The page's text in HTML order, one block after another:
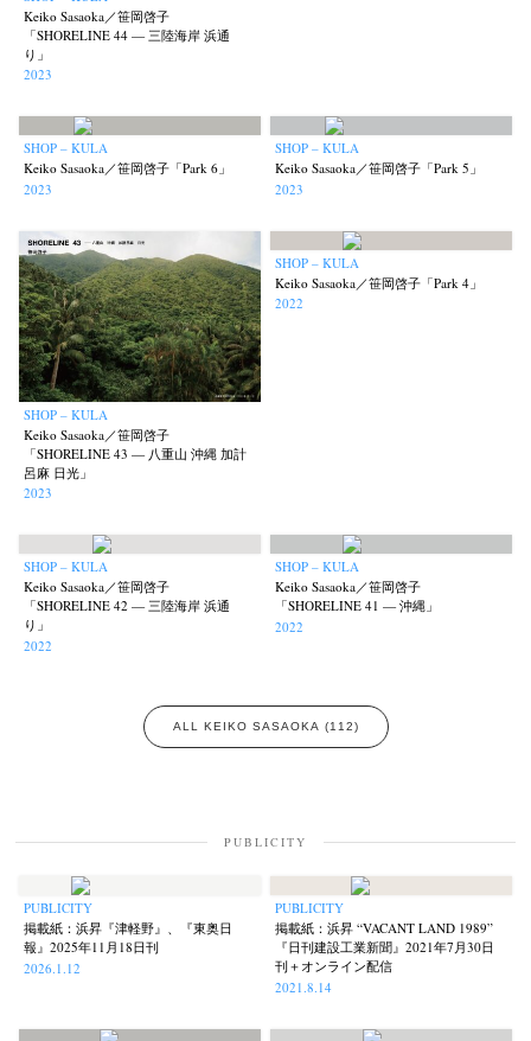
Terms & Privacy Policy Bookstores Newsletter
Akifumi Tanaka (7) Fumikiyo Nagamachi Kazumichi Hashimoto
Kazuyuki Kawaguchi (42) Keiko Sasaoka
Kota Kishi (101) Mariko Takahashi (23)
Nana Kakuda (61) Naoki Ohji (66) Naonori Oshima
Park (7) photographers' gallery File
Postwar and Shōwa-Era
Renchan
Untitled Records (41) Workshop (5) Yu Shinoda (7) Yuki Kasama (9)
Keiko Sasaoka／笹岡啓子
「SHORELINE 44 — 三陸海岸 浜通
り」
2023
SHOP – KULA
Keiko Sasaoka／笹岡啓子「Park 6」
2023
SHOP – KULA
Keiko Sasaoka／笹岡啓子「Park 5」
2023
SHOP – KULA
Keiko Sasaoka／笹岡啓子
「SHORELINE 43 — 八重山 沖縄 加計
呂麻 日光」
2023
SHOP – KULA
Keiko Sasaoka／笹岡啓子「Park 4」
2022
SHOP – KULA
Keiko Sasaoka／笹岡啓子
「SHORELINE 42 — 三陸海岸 浜通
り」
2022
SHOP – KULA
Keiko Sasaoka／笹岡啓子
「SHORELINE 41 — 沖縄」
2022
ALL KEIKO SASAOKA (112)
PUBLICITY
PUBLICITY
掲載紙：浜昇『津軽野』、『東奥日
報』2025年11月18日刊
2026.1.12
PUBLICITY
掲載紙：浜昇 “VACANT LAND 1989”
『日刊建設工業新聞』2021年7月30日
刊＋オンライン配信
2021.8.14